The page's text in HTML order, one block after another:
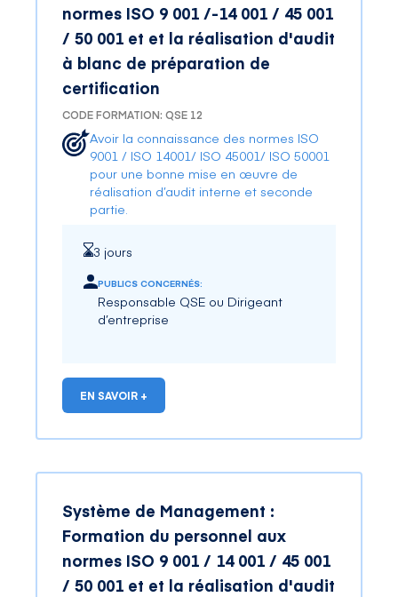
normes ISO 9 001 /-14 001 / 45 001
/ 50 001 et et la réalisation d'audit
à blanc de préparation de
certification
CODE FORMATION: QSE 12
Avoir la connaissance des normes ISO
9001 / ISO 14001/ ISO 45001/ ISO 50001
pour une bonne mise en œuvre de
réalisation d’audit interne et seconde
partie.
3 jours
PUBLICS CONCERNÉS:
Responsable QSE ou Dirigeant
d’entreprise
EN SAVOIR +
Système de Management :
Formation du personnel aux
normes ISO 9 001 / 14 001 / 45 001
/ 50 001 et et la réalisation d'audit